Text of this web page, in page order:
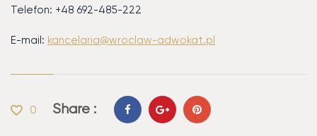
Telefon: +48 692-485-222
E-mail: kancelaria@wroclaw-adwokat.pl
0 Share :